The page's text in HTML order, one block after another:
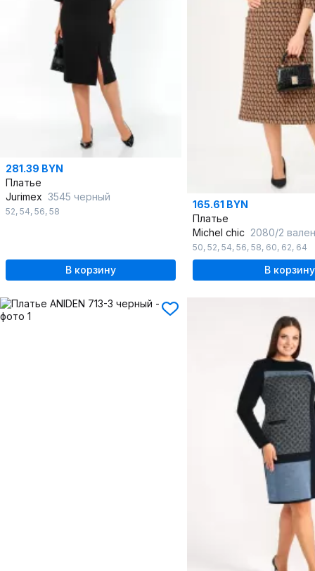
281.39 BYN
Платье
Jurimex 3545 черный
52, 54, 56, 58
В корзину
165.61 BYN
Платье
Michel chic 2080/2
50, 52, 54, 56, 58, 60, 62, 64
В корзину